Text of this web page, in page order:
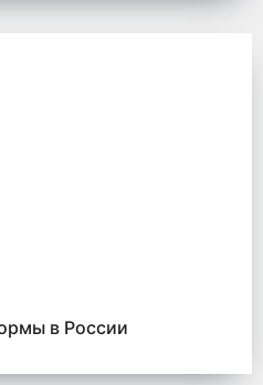
в России